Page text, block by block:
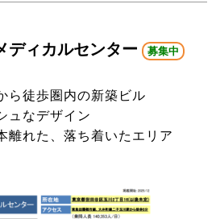
ディカルセンター 募集中
ら徒歩圏内の新築ビル
ュなデザイン
れた、落ち着いたエリア